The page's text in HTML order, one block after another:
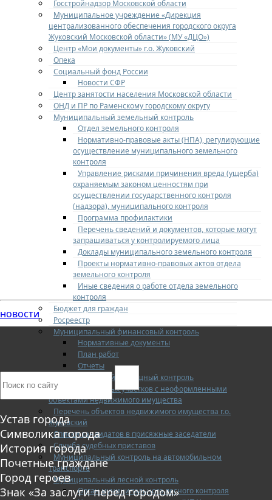
Госстройнадзор Московской области
Муниципальное учреждение «Дирекция
централизованного обеспечения городского округа
Жуковский Московской области» (МУ «ДЦО»)
Центр «Мои документы» г.о. Жуковский
Опека
Социальный фонд России
Новости СФР
Центр занятости населения Московской области
ОНД и ПР по Раменскому городскому округу
Муниципальный земельный контроль
Отдел земельного контроля
Нормативно-правовые акты (НПА), регулирующие
осуществление муниципального земельного
контроля
Управление рисками причинения вреда (ущерба)
охраняемым законом ценностям при
осуществлении государственного контроля
(надзора), муниципального контроля
Программа профилактики
Перечень сведений и документов, которые могут
запрашиваться у контролируемого лица
Доклады муниципального земельного контроля
Проекты нормативно-правовых актов отдела
земельного контроля
Иные сведения о работе отдела земельного
контроля
Бюджет для граждан
Росреестр
Муниципальный финансовый контроль
Нормативные документы
План работ
Отчеты
Муниципальный жилищный контроль
Реестр земельных участков с неоформленными
объектами недвижимого имущества
Перечень объектов недвижимого имущества г.о.
Жуковский
Списки кандидатов в присяжные заседатели
Служба судебных приставов
Муниципальный контроль на автомобильном
транспорте
Муниципальный лесной контроль
Орган муниципального лесного контроля
новости
Устав города
Символика города
История города
Почетные граждане
Город героев
Знак «За заслуги перед городом»